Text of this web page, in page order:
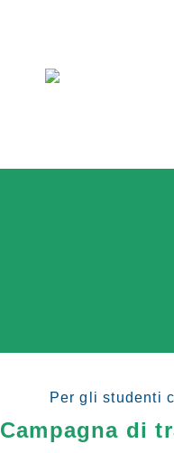
Per gli studenti
Campagna di